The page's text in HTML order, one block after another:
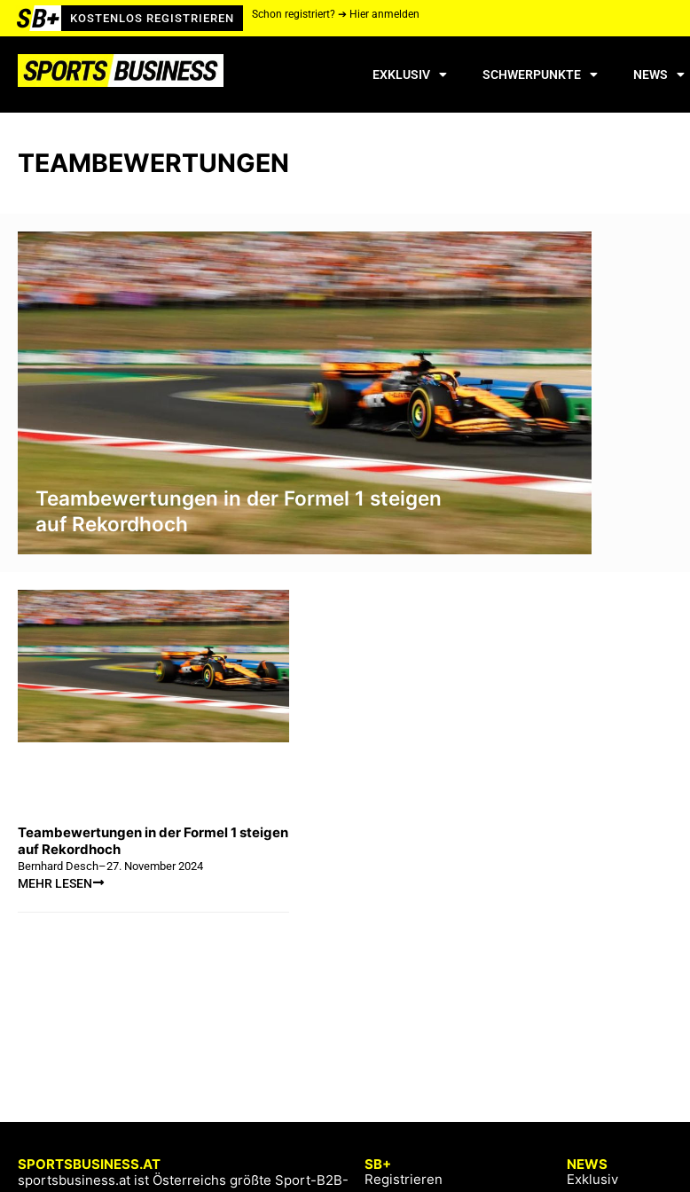
KOSTENLOS REGISTRIEREN Schon registriert? ➔ Hier anmelden
EXKLUSIV SCHWERPUNKTE NEWS
TEAMBEWERTUNGEN
Teambewertungen in der Formel 1 steigen
auf Rekordhoch
Teambewertungen in der Formel 1 steigen
auf Rekordhoch
Bernhard Desch–27. November 2024
MEHR LESEN
SPORTSBUSINESS.AT
sportsbusiness.at ist Österreichs größte Sport-B2B-
SB+
Registrieren
NEWS
Exklusiv